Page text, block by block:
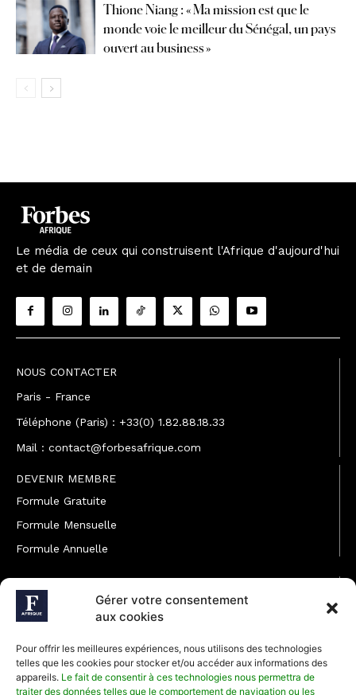
Gérer votre consentement
aux cookies
Pour offrir les meilleures expériences, nous utilisons des technologies
telles que les cookies pour stocker et/ou accéder aux informations des
appareils. Le fait de consentir à ces technologies nous permettra de
traiter des données telles que le comportement de navigation ou les
Thione Niang : « Ma mission est que le
monde voie le meilleur du Sénégal, un pays
ouvert au business »
Le média de ceux qui construisent l'Afrique d'aujourd'hui
et de demain
NOUS CONTACTER
Paris - France
Téléphone (Paris) : +33(0) 1.82.88.18.33
Mail : contact@forbesafrique.com
DEVENIR MEMBRE
Formule Gratuite
Formule Mensuelle
Formule Annuelle
JOINDRE L'ÉQUIPE
Rédaction
Développement commercial
Communiquer avec Forbes Afrique